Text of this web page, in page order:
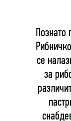
Познато
се
за